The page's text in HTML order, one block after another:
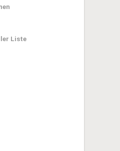
Liste